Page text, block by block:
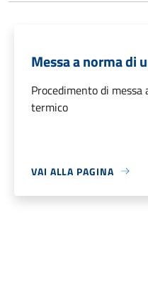
Messa a norma di
Procedimento di
termico
VAI ALLA PAGINA